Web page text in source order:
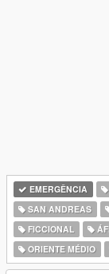
EMERGÊNCIA
SAN ANDREAS
FICCIONAL
ORIENTE MÉDIO